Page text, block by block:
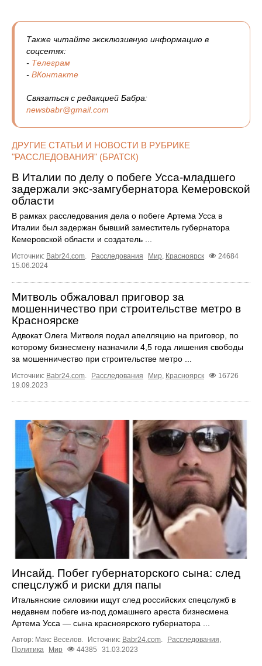
Также читайте эксклюзивную информацию в
соцсетях:
- Телеграм
- ВКонтакте
Связаться с редакцией Бабра:
newsbabr@gmail.com
ДРУГИЕ СТАТЬИ И НОВОСТИ В РУБРИКЕ
"РАССЛЕДОВАНИЯ" (БРАТСК)
В Италии по делу о побеге Усса-младшего
задержали экс-замгубернатора Кемеровской
области
В рамках расследования дела о побеге Артема Усса в
Италии был задержан бывший заместитель губернатора
Кемеровской области и создатель ...
Источник: Babr24.com. Расследования Мир, Красноярск
24684
15.06.2024
Митволь обжаловал приговор за
мошенничество при строительстве метро в
Красноярске
Адвокат Олега Митволя подал апелляцию на приговор, по
которому бизнесмену назначили 4,5 года лишения свободы
за мошенничество при строительстве метро ...
Источник: Babr24.com. Расследования Мир, Красноярск
16726
19.09.2023
Инсайд. Побег губернаторского сына: след
спецслужб и риски для папы
Итальянские силовики ищут след российских спецслужб в
недавнем побеге из-под домашнего ареста бизнесмена
Артема Усса — сына красноярского губернатора ...
Автор: Макс Веселов. Источник: Babr24.com. Расследования,
Политика
Мир 44385 31.03.2023